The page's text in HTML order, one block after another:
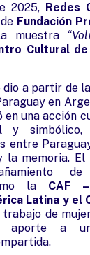
2025, Redes
Fundación
muestra
Cultural
a partir de
en
en una acción
y simbólico,
entre
memoria. El
de
la CAF
Latina y el
de
aporte a